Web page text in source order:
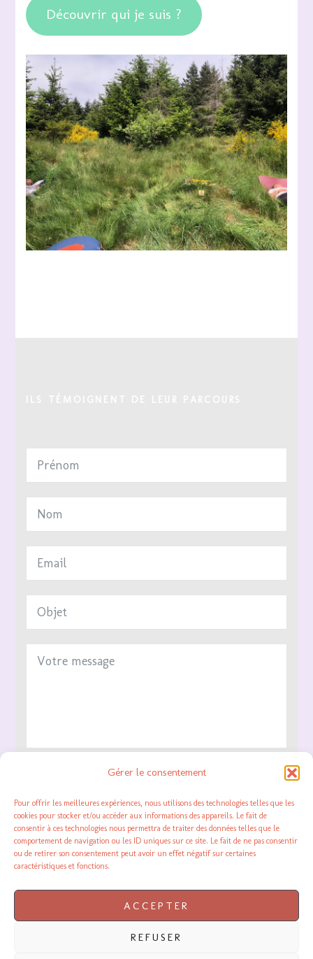
Gérer le consentement
Pour offrir les meilleures expériences, nous utilisons des technologies telles que les
cookies pour stocker et/ou accéder aux informations des appareils. Le fait de
consentir à ces technologies nous permettra de traiter des données telles que le
comportement de navigation ou les ID uniques sur ce site. Le fait de ne pas consentir
ou de retirer son consentement peut avoir un effet négatif sur certaines
caractéristiques et fonctions.
ACCEPTER
REFUSER
Découvrir qui je suis ?
Je consens à ce que ce site stocke les informations
que j’ai envoyées afin de pouvoir répondre à ma
demande.
ENVOYER MON MESSAGE